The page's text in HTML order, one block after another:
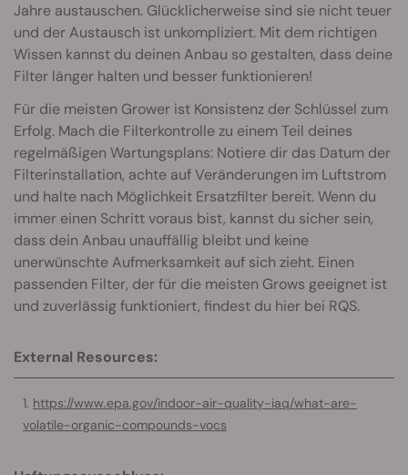
Jahre austauschen. Glücklicherweise sind sie nicht teuer
und der Austausch ist unkompliziert. Mit dem richtigen
Wissen kannst du deinen Anbau so gestalten, dass deine
Filter länger halten und besser funktionieren!
Für die meisten Grower ist Konsistenz der Schlüssel zum
Erfolg. Mach die Filterkontrolle zu einem Teil deines
regelmäßigen Wartungsplans: Notiere dir das Datum der
Filterinstallation, achte auf Veränderungen im Luftstrom
und halte nach Möglichkeit Ersatzfilter bereit. Wenn du
immer einen Schritt voraus bist, kannst du sicher sein,
dass dein Anbau unauffällig bleibt und keine
unerwünschte Aufmerksamkeit auf sich zieht. Einen
passenden Filter, der für die meisten Grows geeignet ist
und zuverlässig funktioniert, findest du hier bei RQS.
External Resources:
https://www.epa.gov/indoor-air-quality-iaq/what-are-
volatile-organic-compounds-vocs